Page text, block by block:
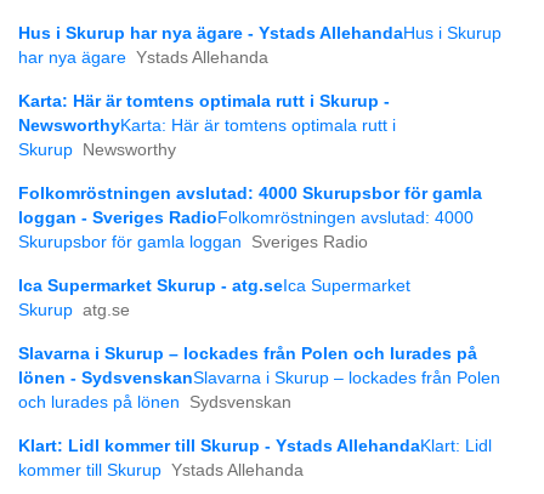
Hus i Skurup har nya ägare - Ystads AllehandaHus i Skurup
har nya ägare Ystads Allehanda
Karta: Här är tomtens optimala rutt i Skurup -
NewsworthyKarta: Här är tomtens optimala rutt i
Skurup
Newsworthy
Folkomröstningen avslutad: 4000 Skurupsbor för gamla
loggan - Sveriges Radio Folkomröstningen avslutad: 4000
Skurupsbor för gamla loggan
Sveriges Radio
Ica Supermarket Skurup - atg.se Ica Supermarket
Skurup atg.se
Slavarna i Skurup – lockades från Polen och lurades på
lönen - SydsvenskanSlavarna i Skurup – lockades från Polen
och lurades på lönen
Sydsvenskan
Klart: Lidl kommer till Skurup - Ystads AllehandaKlart: Lidl
kommer till Skurup Ystads Allehanda